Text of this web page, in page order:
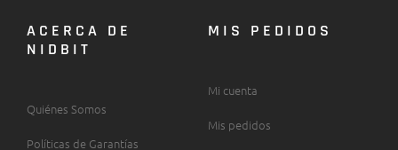
ACERCA DE
NIDBIT
Quiénes Somos
Políticas de Garantías
MIS PEDIDOS
Mi cuenta
Mis pedidos